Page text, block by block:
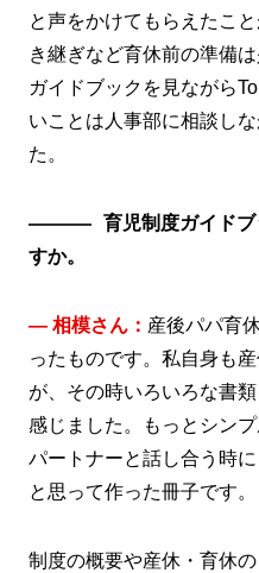
と声をかけてもらえたこ
き継ぎなど育休前の準備
ガイドブックを見ながら
いことは人事部に相談し
た。
育児制度ガイド
すか。
― 相模さん： 産後パパ育
ったものです。私自身も
が、その時いろいろな書
感じました。もっとシン
パートナーと話し合う時
と思って作った冊子です。
制度の概要や産休・育休